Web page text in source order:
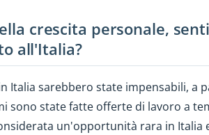
crescita personale,
all'Italia?
Italia sarebbero state impensabili, a
sono state fatte offerte di lavoro a
un'opportunità rara in Italia